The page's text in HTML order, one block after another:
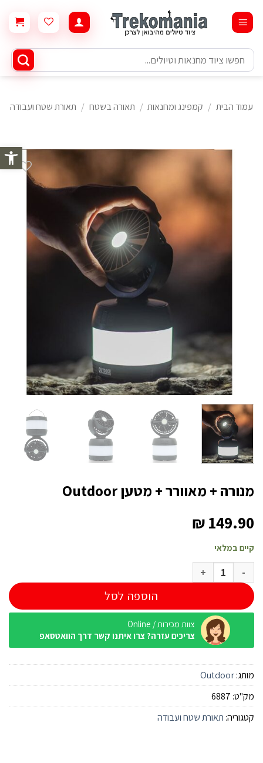
פתח
content
חיפוש
עבור:
עמוד הבית / קמפינג ומחנאות / תאורה בשטח / תאורת שטח ועבודה
מנורה + מאוורר + מטען Outdoor
₪149.90
קיים במלאי
כמות של מנורה + מאוורר + מטען Outdoor
הוספה לסל
צוות מכירות / Online
צריכים עזרה? צרו איתנו קשר דרך הוואטסאפ
מותג:Outdoor
מק"ט: 6887
קטגוריה: תאורת שטח ועבודה